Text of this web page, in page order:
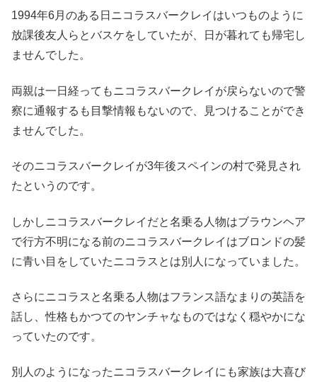
1994年6月のある日ニコラスバークレイはいつものように
放課後友人らとバスケをしていたが、日が暮れても帰宅し
ませんでした。
両親は一日経ってもニコラスバークレイが戻らないので警
察に通報するも目撃情報もないので、見つけることができ
ませんでした。
そのニコラスバークレイが3年後スペインの村で発見され
たというのです。
しかしニコラスバークレイだと名乗る人物はブラウンヘア
で行方不明になる前のニコラスバークレイはブロンドの髪
に青い目をしていたニコラスとは別人になっていました。
さらにニコラスと名乗る人物はフランス語なまりの英語を
話し、性格もかつてのヤンチャなものではなく穏やかにな
っていたのです。
別人のようになったニコラスバークレイにも家族は大喜び